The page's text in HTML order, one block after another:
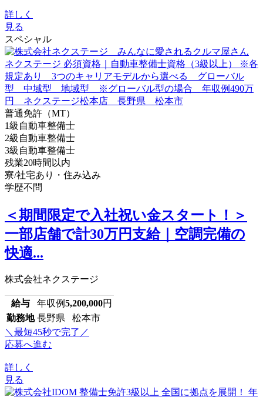
詳しく
見る
スペシャル
普通免許（MT）
1級自動車整備士
2級自動車整備士
3級自動車整備士
残業20時間以内
寮/社宅あり・住み込み
学歴不問
＜期間限定で入社祝い金スタート！＞
一部店舗で計30万円支給｜空調完備の
快適...
株式会社ネクステージ
給与 年収例5,200,000円
勤務地 長野県 松本市
＼最短45秒で完了／
応募へ進む
詳しく
見る